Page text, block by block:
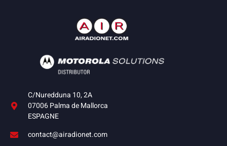
C/Nuredduna 10, 2A
07006 Palma de Mallorca
ESPAGNE
contact@airadionet.com